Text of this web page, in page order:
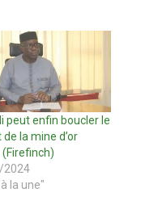
peut enfin boucler le
la mine d’or
(Firefinch)
2024
la une"